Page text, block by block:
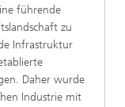
führende
zu
Infrastruktur
Daher wurde
Industrie mit